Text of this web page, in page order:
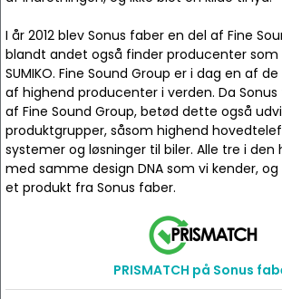
I år 2012 blev Sonus faber en del af Fine
blandt andet også finder producenter som
SUMIKO. Fine Sound Group er i dag en af
af highend producenter i verden. Da
af Fine Sound Group, betød dette også
produktgrupper, såsom highend
systemer og løsninger til biler. Alle tre i den
med samme design DNA som vi kender,
et produkt fra Sonus faber.
PRISMATCH på Sonus